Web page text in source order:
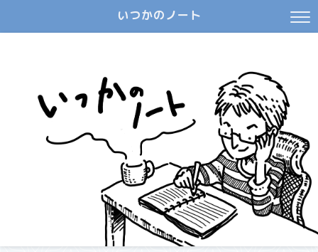
いつかのノート